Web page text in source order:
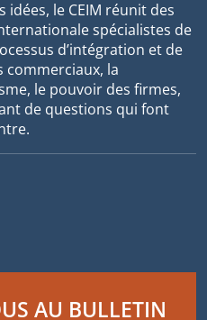
idées, le CEIM réunit des
spécialistes de
d’intégration et de
commerciaux, la
le pouvoir des firmes,
de questions qui font
AU BULLETIN